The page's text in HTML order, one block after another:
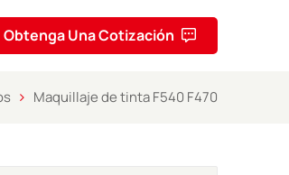
Obtenga Una Cotización
Maquillaje de tinta F540 F470